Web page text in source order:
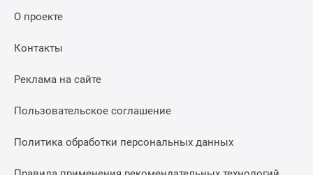
О проекте
Контакты
Реклама на сайте
Пользовательское соглашение
Политика обработки персональных данных